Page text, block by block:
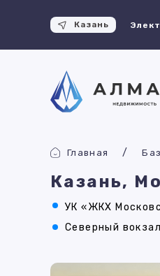
Казань
Главная
Казань,
УК «ЖКХ
Северный